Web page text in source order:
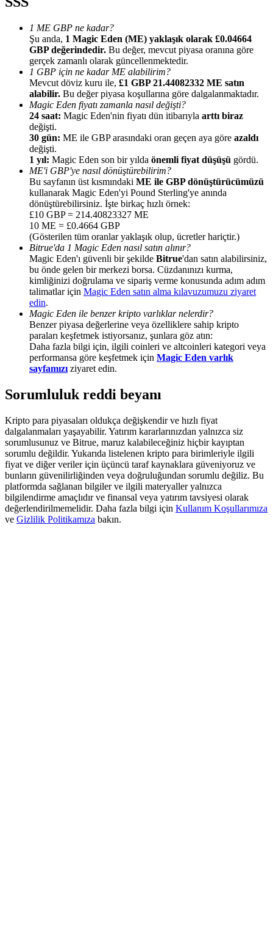
Yönlendirme
Arkadaşını davet et, nakit ödüller kazan
BTC Welcome Rewards
BTC Welcome Rewards
Deposit & Trade BTC to Share 25000 USDT prize pool!
Deposit CASHCAT & Win
Exclusive for BitMart Users
Register & Trade to Win 500,000 USDT
1 ME GBP ne kadar?
Şu anda, 1 Magic Eden (ME) yaklaşık olarak £0.04664
GBP değerindedir. Bu değer, mevcut piyasa oranına göre
gerçek zamanlı olarak güncellenmektedir.
1 GBP için ne kadar ME alabilirim?
Mevcut döviz kuru ile, £1 GBP 21.44082332 ME satın
alabilir. Bu değer piyasa koşullarına göre dalgalanmaktadır.
Magic Eden fiyatı zamanla nasıl değişti?
24 saat: Magic Eden'nin fiyatı dün itibarıyla arttı biraz
değişti.
30 gün: ME ile GBP arasındaki oran geçen aya göre azaldı
değişti.
1 yıl: Magic Eden son bir yılda önemli fiyat düşüşü gördü.
ME'i GBP'ye nasıl dönüştürebilirim?
Bu sayfanın üst kısmındaki ME ile GBP dönüştürücümüzü
kullanarak Magic Eden'yi Pound Sterling'ye anında
dönüştürebilirsiniz. İşte birkaç hızlı örnek:
£10 GBP = 214.40823327 ME
10 ME = £0.4664 GBP
(Gösterilen tüm oranlar yaklaşık olup, ücretler hariçtir.)
Bitrue'da 1 Magic Eden nasıl satın alınır?
Magic Eden'ı güvenli bir şekilde Bitrue'dan satın alabilirsiniz,
bu önde gelen bir merkezi borsa. Cüzdanınızı kurma,
kimliğinizi doğrulama ve sipariş verme konusunda adım adım
talimatlar için Magic Eden satın alma kılavuzumuzu ziyaret
edin.
Magic Eden ile benzer kripto varlıklar nelerdir?
Benzer piyasa değerlerine veya özelliklere sahip kripto
paraları keşfetmek istiyorsanız, şunlara göz atın:
Daha fazla bilgi için, ilgili coinleri ve altcoinleri kategori veya
performansa göre keşfetmek için Magic Eden varlık
sayfamızı ziyaret edin.
Sorumluluk reddi beyanı
Kripto para piyasaları oldukça değişkendir ve hızlı fiyat
dalgalanmaları yaşayabilir. Yatırım kararlarınızdan yalnızca siz
sorumlusunuz ve Bitrue, maruz kalabileceğiniz hiçbir kayıptan
sorumlu değildir. Yukarıda listelenen kripto para birimleriyle ilgili
fiyat ve diğer veriler için üçüncü taraf kaynaklara güveniyoruz ve
bunların güvenilirliğinden veya doğruluğundan sorumlu değiliz. Bu
platformda sağlanan bilgiler ve ilgili materyaller yalnızca
bilgilendirme amaçlıdır ve finansal veya yatırım tavsiyesi olarak
değerlendirilmemelidir. Daha fazla bilgi için Kullanım Koşullarımıza
ve Gizlilik Politikamıza bakın.